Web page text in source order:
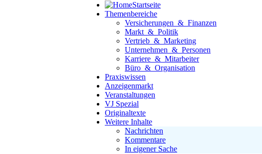
Startseite
Themenbereiche
Versicherungen & Finanzen
Markt & Politik
Vertrieb & Marketing
Unternehmen & Personen
Karriere & Mitarbeiter
Büro & Organisation
Praxiswissen
Anzeigenmarkt
Veranstaltungen
VJ Spezial
Originaltexte
Weitere Inhalte
Nachrichten
Kommentare
In eigener Sache